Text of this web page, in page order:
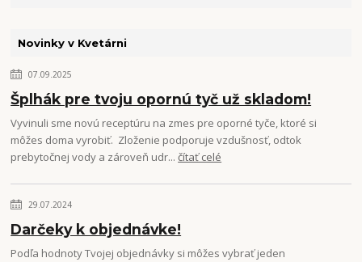
Novinky v Kvetárni
07.09.2025
Šplhák pre tvoju opornú tyč už skladom!
Vyvinuli sme novú receptúru na zmes pre oporné tyče, ktoré si
môžes doma vyrobiť. Zloženie podporuje vzdušnosť, odtok
prebytočnej vody a zároveň udr...čítať celé
29.07.2024
Darčeky k objednávke!
Podľa hodnoty Tvojej objednávky si môžes vybrať jeden